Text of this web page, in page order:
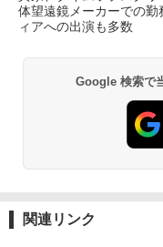
体望遠鏡メーカーでの
ィアへの出演も多数
Google 検索で
関連リンク